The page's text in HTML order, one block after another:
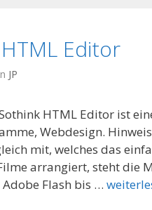
Editor
JP
HTML Editor ist
Webdesign.
mit, welches das
arrangiert, steht die
Flash bis …